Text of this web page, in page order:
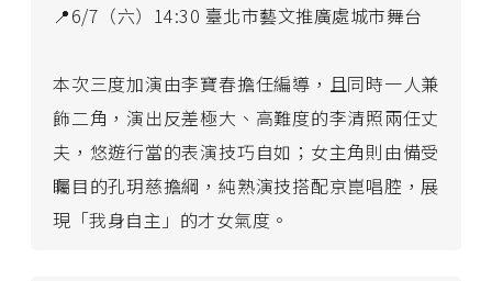
📍6/7（六）14:30 臺北市藝文推廣處城市舞台
本次三度加演由李寶春擔任編導，且同時一人兼
飾二角，演出反差極大、高難度的李清照兩任丈
夫，悠遊行當的表演技巧自如；女主角則由備受
矚目的孔玥慈擔綱，純熟演技搭配京崑唱腔，展
現「我身自主」的才女氣度。